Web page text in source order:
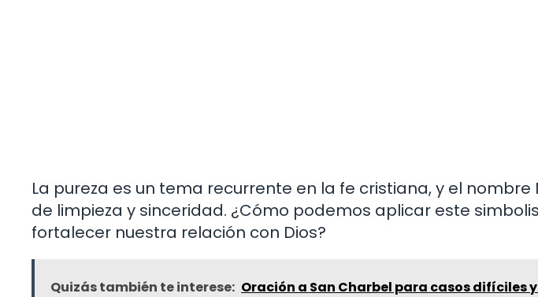
La pureza es un tema recurrente en la fe cristiana, y el
de limpieza y sinceridad. ¿Cómo podemos aplicar este
fortalecer nuestra relación con Dios?
Quizás también te interese: Oración a San Charbel para casos difíciles